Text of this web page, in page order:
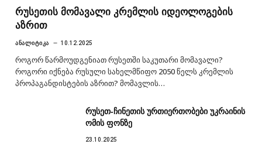
რუსეთის მომავალი კრემლის იდეოლოგების
აზრით
ᲐᲜᲐᲚᲘᲢᲘᲙᲐ 10.12.2025
როგორ წარმოუდგენიათ რუსეთში საკუთარი მომავალი?
როგორი იქნება რუსული სახელმწიფო 2050 წელს კრემლის
პროპაგანდისტების აზრით? მომავლის…
რუსეთ-ჩინეთის ურთიერთობები უკრაინის
ომის ფონზე
23.10.2025